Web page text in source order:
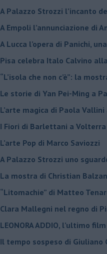
​A Palazzo Strozzi l’incanto
​A Empoli l’annunciazione di
A Lucca l’opera di Panichi,
Pisa celebra Italo Calvino
“L’isola che non c’è”: la
​Le storie di Yan Pei-Ming a
​L’arte magica di Paola
​I Fiori di Barlettani a Volterra
​L’arte Pop di Marco Saviozzi
​A Palazzo Strozzi uno
La mostra di Christian
​“Litomachie” di Matteo
​Clara Mallegni nel regno di
​LEONORA ADDIO, l’ultimo
Il tempo sospeso di Giuliano